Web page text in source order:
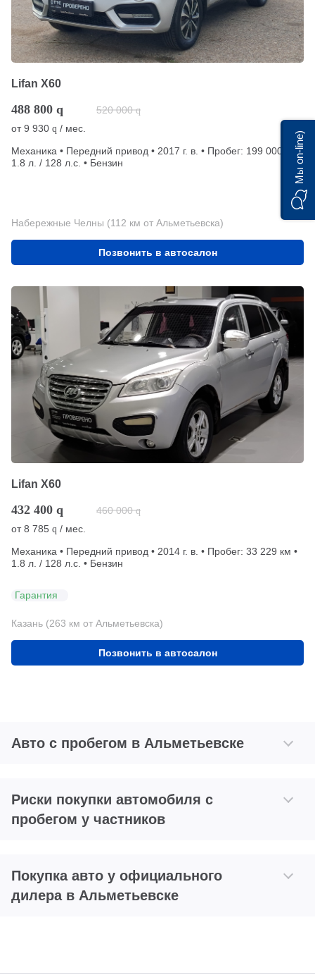
Lifan X60
488 800 q 520 000 q
от9 930 q / мес.
Механика • Передний привод • 2017 г. в. • Пробег: 199 000 км •
1.8 л. / 128 л.с. • Бензин
Набережные Челны (112 км от Альметьевска)
Позвонить в автосалон
Lifan X60
432 400 q 460 000 q
от8 785 q / мес.
Механика • Передний привод • 2014 г. в. • Пробег: 33 229 км •
1.8 л. / 128 л.с. • Бензин
Гарантия
Казань (263 км от Альметьевска)
Позвонить в автосалон
Авто с пробегом в Альметьевске
Риски покупки автомобиля с
пробегом у частников
Покупка авто у официального
дилера в Альметьевске
Мы on-line)